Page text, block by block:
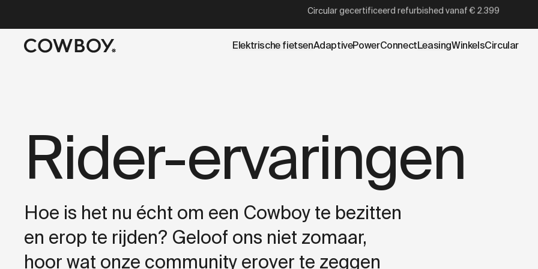
Circular gecertificeerd refurbished vanaf€ 2.399
Elektrische fietsenAdaptivePowerConnectLeasingWinkelsCircular
Rider-ervaringen
Hoe is het nu écht om een Cowboy te bezitten
en erop te rijden? Geloof ons niet zomaar,
hoor wat onze community erover te zeggen